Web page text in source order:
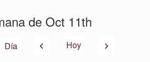
de Oct 11th
Día AnteriorHoy Siguiente